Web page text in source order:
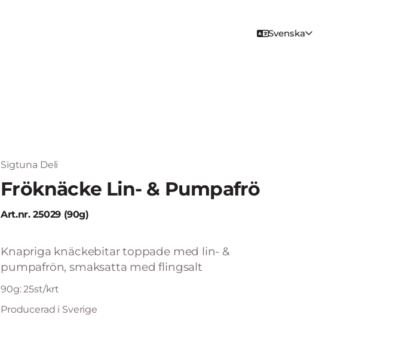
Svenska
Sigtuna Deli
Fröknäcke Lin- & Pumpafrö
Art.nr. 25029 (90g)
Knapriga knäckebitar toppade med lin- &
pumpafrön, smaksatta med flingsalt
90g: 25st/krt
Producerad i Sverige